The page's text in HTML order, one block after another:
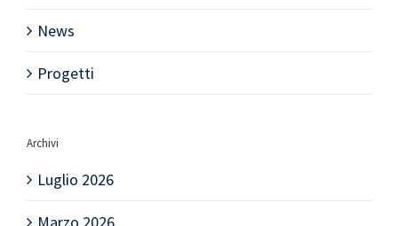
News
Progetti
Archivi
Luglio 2026
Marzo 2026